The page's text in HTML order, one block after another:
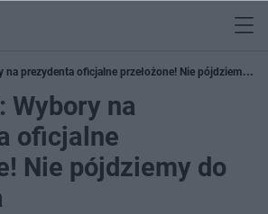
na prezydenta oficjalne przełożone! Nie pójdziemy do
Wybory na
oficjalne
Nie pójdziemy do